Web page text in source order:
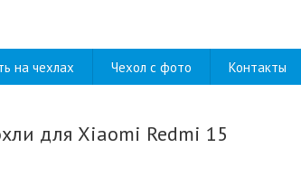
на чехлах Чехол с фото Контакты
для Xiaomi Redmi 15